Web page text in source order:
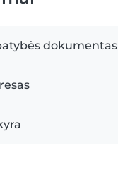
dokumentas